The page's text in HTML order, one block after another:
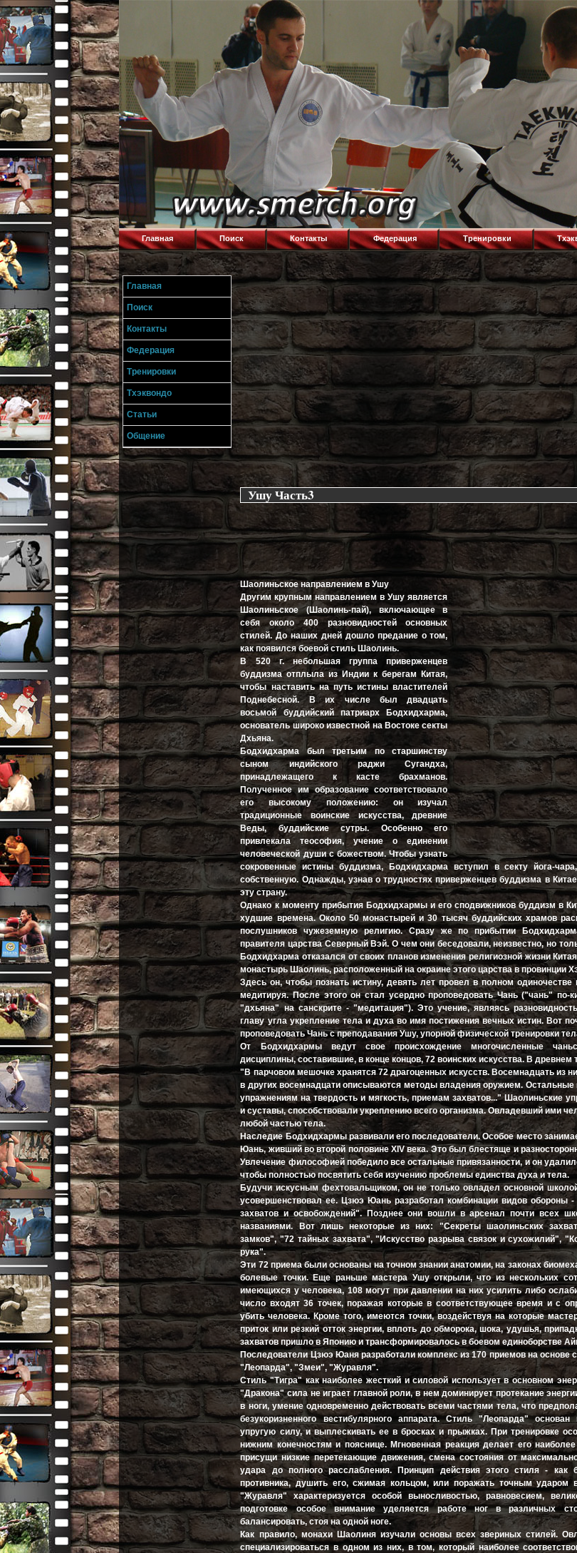
Главная Поиск Контакты Федерация Тренировки
Ушу Часть3
Шаолиньское направлением в Ушу
Другим крупным направлением в Ушу является
Шаолиньское (Шаолинь-пай), включающее в
себя около 400 разновидностей основных
стилей. До наших дней дошло предание о том,
как появился боевой стиль Шаолинь.
В 520 г. небольшая группа приверженцев
буддизма отплыла из Индии к берегам Китая,
чтобы наставить на путь истины властителей
Поднебесной. В их числе был двадцать
восьмой буддийский патриарх Бодхидхарма,
основатель широко известной на Востоке секты
Дхьяна.
Бодхидхарма был третьим по старшинству
сыном индийского раджи Сугандха,
принадлежащего к касте брахманов.
Полученное им образование соответствовало
его высокому положению: он изучал
традиционные воинские искусства, древние
Веды, буддийские сутры. Особенно его
привлекала теософия, учение о единении
человеческой души с божеством. Чтобы узнать
сокровенные истины буддизма, Бодхидхарма вступил в секту йога-
собственную. Однажды, узнав о трудностях приверженцев буддизма в
эту страну.
Однако к моменту прибытия Бодхидхармы и его сподвижников буддизм в
худшие времена. Около 50 монастырей и 30 тысяч буддийских храмов
послушников чужеземную религию. Сразу же по прибытии
правителя царства Северный Вэй. О чем они беседовали, неизвестно, но
Бодхидхарма отказался от своих планов изменения религиозной жизни
монастырь Шаолинь, расположенный на окраине этого царства в провинции
Здесь он, чтобы познать истину, девять лет провел в полном одиночестве
медитируя. После этого он стал усердно проповедовать Чань ("чань" по-
"дхьяна" на санскрите - "медитация"). Это учение, являясь
главу угла укрепление тела и духа во имя постижения вечных истин. Вот
проповедовать Чань с преподавания Ушу, упорной физической тренировки
От Бодхидхармы ведут свое происхождение многочисленные
дисциплины, составившие, в конце концов, 72 воинских искусства. В древнем
"В парчовом мешочке хранятся 72 драгоценных искусств. Восемнадцать из
в других восемнадцати описываются методы владения оружием.
упражнениям на твердость и мягкость, приемам захватов..." Шаолиньские
и суставы, способствовали укреплению всего организма. Овладевший ими
любой частью тела.
Наследие Бодхидхармы развивали его последователи. Особое место
Юань, живший во второй половине XIV века. Это был блестяще и
Увлечение философией победило все остальные привязанности, и он
чтобы полностью посвятить себя изучению проблемы единства духа и тела.
Будучи искусным фехтовальщиком, он не только овладел основной
усовершенствовал ее. Цзюэ Юань разработал комбинации видов обороны
захватов и освобождений". Позднее они вошли в арсенал почти всех
названиями. Вот лишь некоторые из них: "Секреты шаолиньских
замков", "72 тайных захвата", "Искусство разрыва связок и сухожилий",
рука".
Эти 72 приема были основаны на точном знании анатомии, на законах
болевые точки. Еще раньше мастера Ушу открыли, что из нескольких
имеющихся у человека, 108 могут при давлении на них усилить либо
число входят 36 точек, поражая которые в соответствующее время и с
убить человека. Кроме того, имеются точки, воздействуя на которые
приток или резкий отток энергии, вплоть до обморока, шока, удушья,
захватов пришло в Японию и трансформировалось в боевом единоборстве
Последователи Цзюэ Юаня разработали комплекс из 170 приемов на основе
"Леопарда", "Змеи", "Журавля".
Стиль "Тигра" как наиболее жесткий и силовой использует в основном
"Дракона" сила не играет главной роли, в нем доминирует протекание
в ноги, умение одновременно действовать всеми частями тела, что
безукоризненного вестибулярного аппарата. Стиль "Леопарда"
упругую силу, и выплескивать ее в бросках и прыжках. При тренировке
нижним конечностям и пояснице. Мгновенная реакция делает его
присущи низкие перетекающие движения, смена состояния от
удара до полного расслабления. Принцип действия этого стиля - как
противника, душить его, сжимая кольцом, или поражать точным ударом
"Журавля" характеризуется особой выносливостью, равновесием,
подготовке особое внимание уделяется работе ног в различных
балансировать, стоя на одной ноге.
Как правило, монахи Шаолиня изучали основы всех звериных стилей.
специализироваться в одном из них, в том, который наиболее
Главная
Поиск
Контакты
Федерация
Тренировки
Тхэквондо
Статьи
Общение